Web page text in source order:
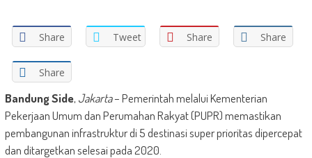
Share Tweet Share Share
Share
Bandung Side, Jakarta– Pemerintah melalui Kementerian
Pekerjaan Umum dan Perumahan Rakyat (PUPR) memastikan
pembangunan infrastruktur di 5 destinasi super prioritas dipercepat
dan ditargetkan selesai pada 2020.